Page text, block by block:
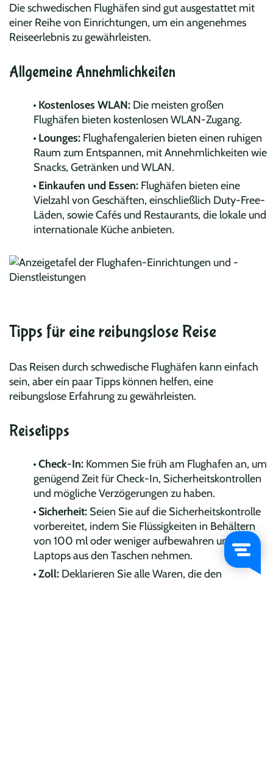
Die schwedischen Flughäfen sind gut ausgestattet mit
einer Reihe von Einrichtungen, um ein angenehmes
Reiseerlebnis zu gewährleisten.
Allgemeine Annehmlichkeiten
Kostenloses WLAN: Die meisten großen
Flughäfen bieten kostenlosen WLAN-Zugang.
Lounges: Flughafengalerien bieten einen ruhigen
Raum zum Entspannen, mit Annehmlichkeiten wie
Snacks, Getränken und WLAN.
Einkaufen und Essen: Flughäfen bieten eine
Vielzahl von Geschäften, einschließlich Duty-Free-
Läden, sowie Cafés und Restaurants, die lokale und
internationale Küche anbieten.
Tipps für eine reibungslose Reise
Das Reisen durch schwedische Flughäfen kann einfach
sein, aber ein paar Tipps können helfen, eine
reibungslose Erfahrung zu gewährleisten.
Reisetipps
Check-In: Kommen Sie früh am Flughafen an, um
genügend Zeit für Check-In, Sicherheitskontrollen
und mögliche Verzögerungen zu haben.
Sicherheit: Seien Sie auf die Sicherheitskontrolle
vorbereitet, indem Sie Flüssigkeiten in Behältern
von 100 ml oder weniger aufbewahren und
Laptops aus den Taschen nehmen.
Zoll: Deklarieren Sie alle Waren, die den